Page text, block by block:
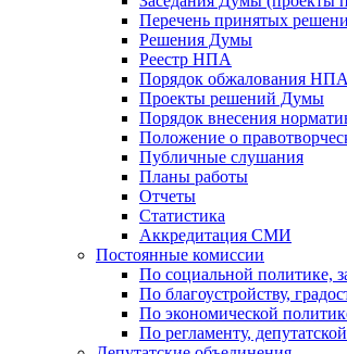
Перечень принятых
Решения Думы
Реестр НПА
Порядок обжалования
Проекты решений Думы
Порядок внесения
Положение о
Публичные слушания
Планы работы
Отчеты
Статистика
Аккредитация СМИ
Постоянные комиссии
По социальной политике,
По благоустройству,
По экономической
По регламенту,